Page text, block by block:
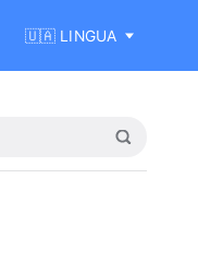
🇺🇦 LINGUA